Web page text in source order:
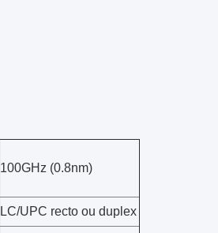
100GHz (0.8nm)
LC/UPC recto ou duplex